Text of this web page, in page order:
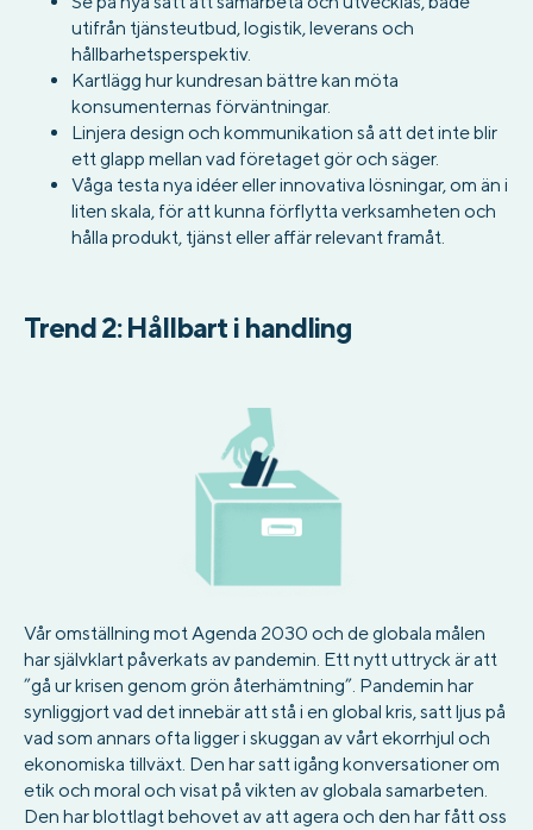
utifrån tjänsteutbud, logistik, leverans och
hållbarhetsperspektiv.
Kartlägg hur kundresan bättre kan möta
konsumenternas förväntningar.
Linjera design och kommunikation så att det inte blir
ett glapp mellan vad företaget gör och säger.
Våga testa nya idéer eller innovativa lösningar, om än i
liten skala, för att kunna förflytta verksamheten och
hålla produkt, tjänst eller affär relevant framåt.
Trend 2: Hållbart i handling
Vår omställning mot Agenda 2030 och de globala målen
har självklart påverkats av pandemin. Ett nytt uttryck är att
”gå ur krisen genom grön återhämtning”. Pandemin har
synliggjort vad det innebär att stå i en global kris, satt ljus på
vad som annars ofta ligger i skuggan av vårt ekorrhjul och
ekonomiska tillväxt. Den har satt igång konversationer om
etik och moral och visat på vikten av globala samarbeten.
Den har blottlagt behovet av att agera och den har fått oss